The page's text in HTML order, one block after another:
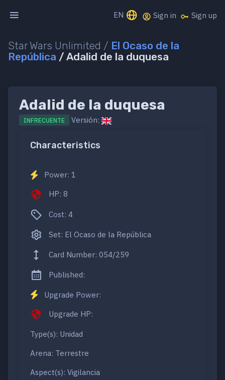
EN Sign in Sign up
Star Wars Unlimited / El Ocaso de la
República / Adalid de la duquesa
Adalid de la duquesa
INFRECUENTE Versión:
Characteristics
Power: 1
HP: 8
Cost: 4
Set: El Ocaso de la República
Card Number: 054/259
Published:
Upgrade Power:
Upgrade HP:
Type(s): Unidad
Arena: Terrestre
Aspect(s): Vigilancia